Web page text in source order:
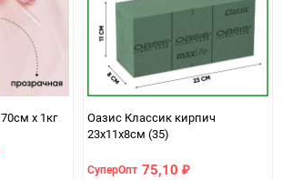
Пленка прозрачная 70см х 1кг
Оазис Классик кирпич
23х11х8см (35)
СуперОпт 75,10 ₽